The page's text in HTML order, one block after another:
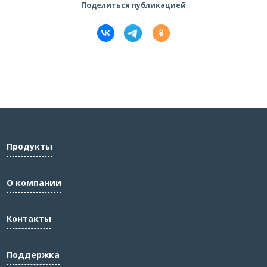
Поделиться публикацией
Продукты
О компании
Контакты
Поддержка